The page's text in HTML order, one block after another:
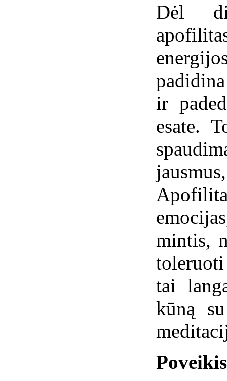
Dėl
ir
esate.
mintis,
tai
kūną